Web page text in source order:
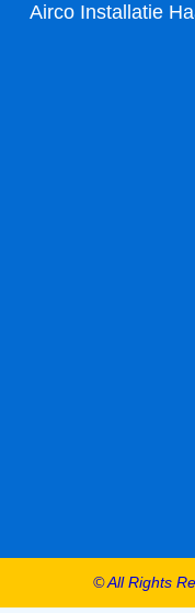
Airco Installatie
© All Rights